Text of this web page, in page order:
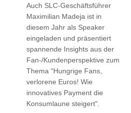
Auch SLC-Geschäftsführer
Maximilian Madeja ist in
diesem Jahr als Speaker
eingeladen und präsentiert
spannende Insights aus der
Fan-/Kundenperspektive zum
Thema "Hungrige Fans,
verlorene Euros! Wie
innovatives Payment die
Konsumlaune steigert".